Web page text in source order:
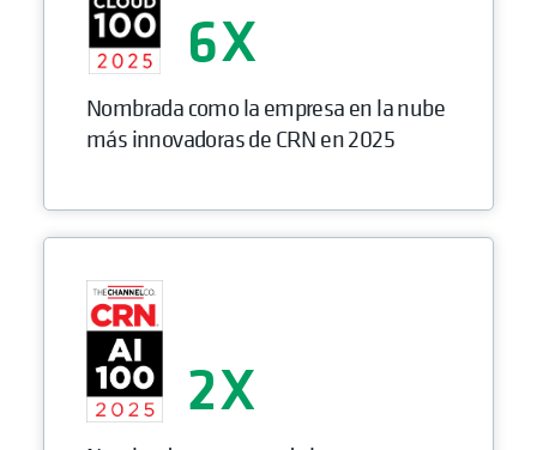
6
Nombrada como la empresa en la nube
más innovadoras de CRN en 2025
2